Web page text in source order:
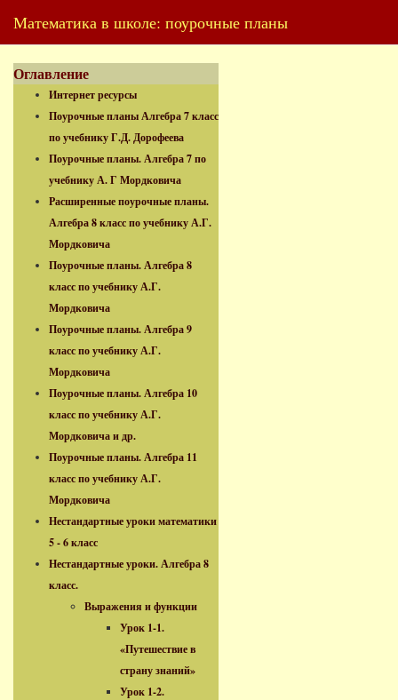
Математика в школе: поурочные планы
Оглавление
Интернет ресурсы
Поурочные планы Алгебра 7 класс
по учебнику Г.Д. Дорофеева
Поурочные планы. Алгебра 7 по
учебнику А. Г Мордковича
Расширенные поурочные планы.
Алгебра 8 класс по учебнику А.Г.
Мордковича
Поурочные планы. Алгебра 8
класс по учебнику А.Г.
Мордковича
Поурочные планы. Алгебра 9
класс по учебнику А.Г.
Мордковича
Поурочные планы. Алгебра 10
класс по учебнику А.Г.
Мордковича и др.
Поурочные планы. Алгебра 11
класс по учебнику А.Г.
Мордковича
Нестандартные уроки математики
5 - 6 класс
Нестандартные уроки. Алгебра 8
класс.
Выражения и функции
Урок 1-1.
«Путешествие в
страну знаний»
Урок 1-2.